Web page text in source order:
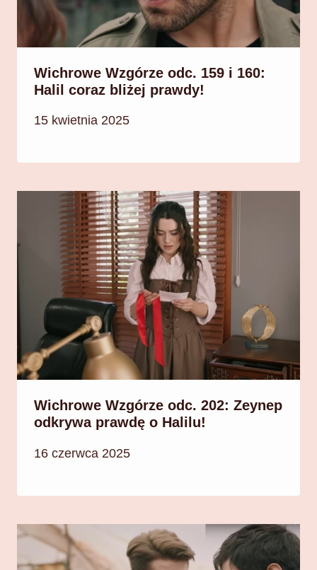
Wichrowe Wzgórze odc. 159 i 160:
Halil coraz bliżej prawdy!
15 kwietnia 2025
Wichrowe Wzgórze odc. 202: Zeynep
odkrywa prawdę o Halilu!
16 czerwca 2025